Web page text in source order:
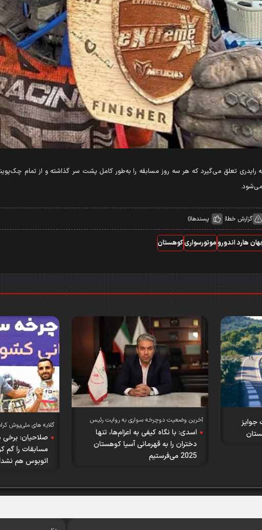
رایدری تعلق می‌گیرد که هر سه روز مسابقه را به‌طور کامل پشت سر گذاشته و از تمام
گزارش خطا پسندها0
هارد اندوروموتورسواریکوهستان
جوایز
آخرین وضعیت دوچرخه سواری به روایت رئیس
فدراسیون؛
اسدی: با نگاه کیفی به اعزام‌ها، تنها
دختران را به قهرمانی آسیا کوهستان
2025 می‌فرستیم
گلایه های ملی‌پوش
کوهستان لیگ برتر؛
صلاحیان: برخی
مسابقات را گم
اتوبوس هم